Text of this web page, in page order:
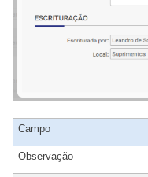
Campo
Observação